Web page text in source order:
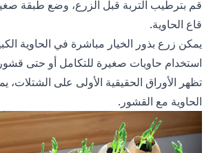
قم بترطيب التربة قبل الزرع، وضع طبقة
قاع الحاوية.
يمكن زرع بذور الخيار مباشرة في الحاوية
استخدام حاويات صغيرة للتكامل أو حتى
تظهر الأوراق الحقيقية الأولى على الشتلات،
الحاوية مع القشور.